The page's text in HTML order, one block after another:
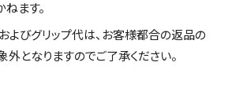
ます。
よびグリップ代は、お客様都合の返品の
となりますのでご了承ください。